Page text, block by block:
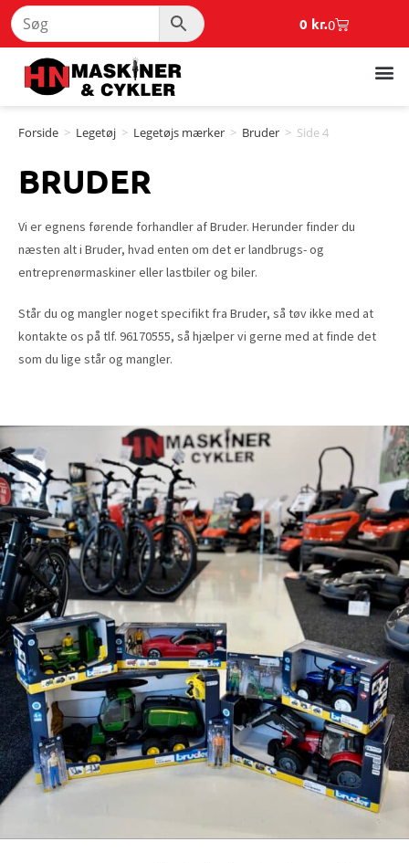
0 kr.0
Forside > Legetøj > Legetøjs mærker > Bruder > Side 4
BRUDER
Vi er egnens førende forhandler af Bruder. Herunder finder du
næsten alt i Bruder, hvad enten om det er landbrugs- og
entreprenørmaskiner eller lastbiler og biler.
Står du og mangler noget specifikt fra Bruder, så tøv ikke med at
kontakte os på tlf. 96170555, så hjælper vi gerne med at finde det
som du lige står og mangler.